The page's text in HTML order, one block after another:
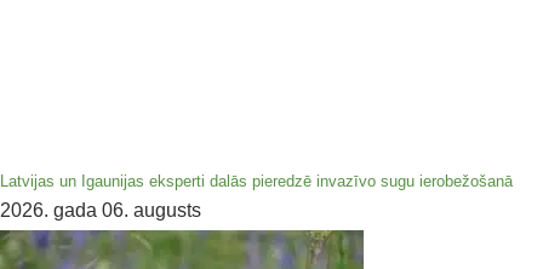
Latvijas un Igaunijas eksperti dalās pieredzē invazīvo sugu ierobežošanā
2026. gada 06. augusts